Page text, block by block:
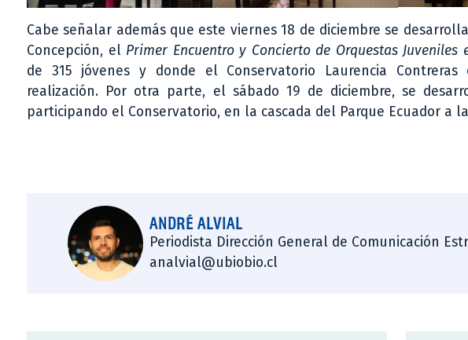
Cabe señalar además que este viernes 18 de diciembre se
Concepción, el Primer Encuentro y Concierto de Orquestas
de 315 jóvenes y donde el Conservatorio Laurencia
realización. Por otra parte, el sábado 19 de diciembre, se
participando el Conservatorio, en la cascada del Parque Ecuador a
ANDRÉ ALVIAL
Periodista Dirección General de Comunicación
analvial@ubiobio.cl